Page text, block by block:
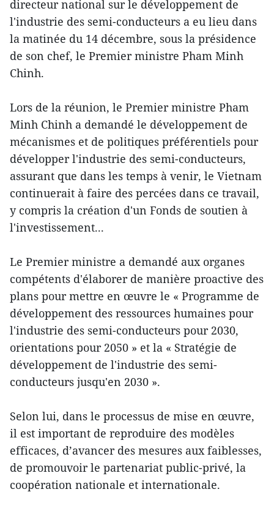
directeur national sur le développement de
l'industrie des semi-conducteurs a eu lieu dans
la matinée du 14 décembre, sous la présidence
de son chef, le Premier ministre Pham Minh
Chinh.
Lors de la réunion, le Premier ministre Pham
Minh Chinh a demandé le développement de
mécanismes et de politiques préférentiels pour
développer l'industrie des semi-conducteurs,
assurant que dans les temps à venir, le Vietnam
continuerait à faire des percées dans ce travail,
y compris la création d'un Fonds de soutien à
l'investissement...
Le Premier ministre a demandé aux organes
compétents d'élaborer de manière proactive des
plans pour mettre en œuvre le « Programme de
développement des ressources humaines pour
l'industrie des semi-conducteurs pour 2030,
orientations pour 2050 » et la « Stratégie de
développement de l'industrie des semi-
conducteurs jusqu'en 2030 ».
Selon lui, dans le processus de mise en œuvre,
il est important de reproduire des modèles
efficaces, d’avancer des mesures aux faiblesses,
de promouvoir le partenariat public-privé, la
coopération nationale et internationale.